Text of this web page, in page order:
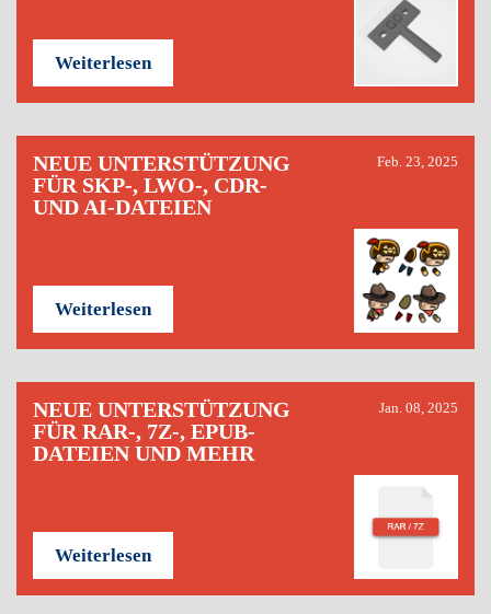
Weiterlesen
NEUE UNTERSTÜTZUNG
FÜR SKP-, LWO-, CDR-
UND AI-DATEIEN
Feb. 23, 2025
Weiterlesen
NEUE UNTERSTÜTZUNG
FÜR RAR-, 7Z-, EPUB-
DATEIEN UND MEHR
Jan. 08, 2025
Weiterlesen